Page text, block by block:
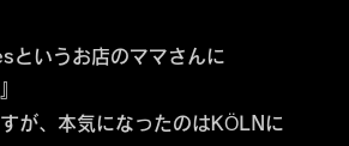
というお店のママさんに
が、本気になったのはKÖLNに